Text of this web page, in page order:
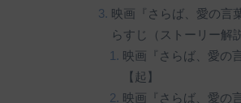
映画『さらば、愛の言
らすじ（ストーリー解
映画『さらば、愛の
【起】
映画『さらば、愛の